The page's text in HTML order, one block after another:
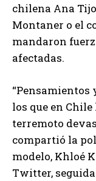
chilena Ana
Montaner o el
mandaron
afectadas.
“Pensamientos
los que en
terremoto
compartió la
modelo, Khloé
Twitter, seguida